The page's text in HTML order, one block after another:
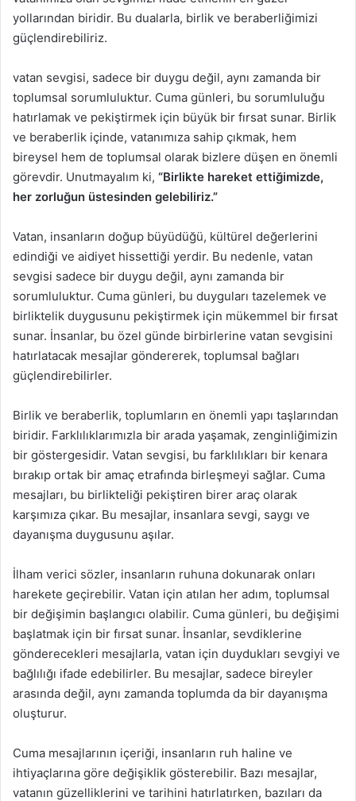
yollarından biridir. Bu dualarla, birlik ve beraberliğimizi
güçlendirebiliriz.
vatan sevgisi, sadece bir duygu değil, aynı zamanda bir
toplumsal sorumluluktur. Cuma günleri, bu sorumluluğu
hatırlamak ve pekiştirmek için büyük bir fırsat sunar. Birlik
ve beraberlik içinde, vatanımıza sahip çıkmak, hem
bireysel hem de toplumsal olarak bizlere düşen en önemli
görevdir. Unutmayalım ki, “Birlikte hareket ettiğimizde,
her zorluğun üstesinden gelebiliriz.”
Vatan, insanların doğup büyüdüğü, kültürel değerlerini
edindiği ve aidiyet hissettiği yerdir. Bu nedenle, vatan
sevgisi sadece bir duygu değil, aynı zamanda bir
sorumluluktur. Cuma günleri, bu duyguları tazelemek ve
birliktelik duygusunu pekiştirmek için mükemmel bir fırsat
sunar. İnsanlar, bu özel günde birbirlerine vatan sevgisini
hatırlatacak mesajlar göndererek, toplumsal bağları
güçlendirebilirler.
Birlik ve beraberlik, toplumların en önemli yapı taşlarından
biridir. Farklılıklarımızla bir arada yaşamak, zenginliğimizin
bir göstergesidir. Vatan sevgisi, bu farklılıkları bir kenara
bırakıp ortak bir amaç etrafında birleşmeyi sağlar. Cuma
mesajları, bu birlikteliği pekiştiren birer araç olarak
karşımıza çıkar. Bu mesajlar, insanlara sevgi, saygı ve
dayanışma duygusunu aşılar.
İlham verici sözler, insanların ruhuna dokunarak onları
harekete geçirebilir. Vatan için atılan her adım, toplumsal
bir değişimin başlangıcı olabilir. Cuma günleri, bu değişimi
başlatmak için bir fırsat sunar. İnsanlar, sevdiklerine
gönderecekleri mesajlarla, vatan için duydukları sevgiyi ve
bağlılığı ifade edebilirler. Bu mesajlar, sadece bireyler
arasında değil, aynı zamanda toplumda da bir dayanışma
oluşturur.
Cuma mesajlarının içeriği, insanların ruh haline ve
ihtiyaçlarına göre değişiklik gösterebilir. Bazı mesajlar,
vatanın güzelliklerini ve tarihini hatırlatırken, bazıları da